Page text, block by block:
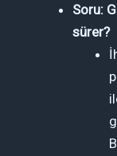
Soru:
sürer?